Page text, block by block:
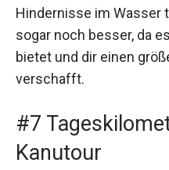
Hindernisse im
sogar noch besser, da
bietet und dir einen
verschafft.
#7
Kanutour